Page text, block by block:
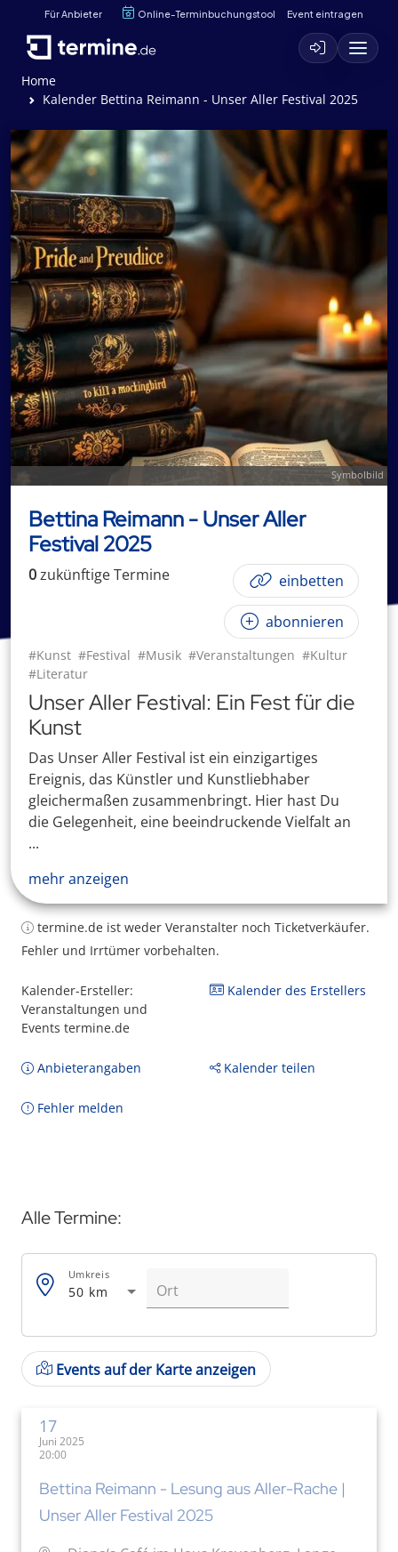
Für Anbieter Online-Terminbuchungstool Event eintragen
Home
Kalender Bettina Reimann - Unser Aller Festival 2025
Symbolbild
Bettina Reimann - Unser Aller
Festival 2025
0zukünftigeTermine einbetten
abonnieren
#Kunst #Festival #Musik #Veranstaltungen #Kultur
#Literatur
Unser Aller Festival: Ein Fest für die
Kunst
Das Unser Aller Festival ist ein einzigartiges
Ereignis, das Künstler und Kunstliebhaber
gleichermaßen zusammenbringt. Hier hast Du
die Gelegenheit, eine beeindruckende Vielfalt an
...
mehr anzeigen
termine.de ist weder Veranstalter noch Ticketverkäufer.
Fehler und Irrtümer vorbehalten.
Kalender-Ersteller:
Veranstaltungen und
Events termine.de
Kalender des Erstellers
Anbieterangaben Kalender teilen
Fehler melden
Alle Termine:
50 km
Umkreis
Events auf der Karte anzeigen
17
Juni 2025
20:00
Bettina Reimann - Lesung aus Aller-Rache |
Unser Aller Festival 2025